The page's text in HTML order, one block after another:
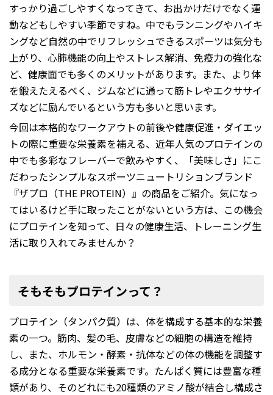
すっかり過ごしやすくなってきて、お出かけだけでなく運
動などもしやすい季節ですね。中でもランニングやハイキ
ングなど自然の中でリフレッシュできるスポーツは気分も
上がり、心肺機能の向上やストレス解消、免疫力の強化な
ど、健康面でも多くのメリットがあります。また、より体
を鍛えたえるべく、ジムなどに通って筋トレやエクササイ
ズなどに励んでいるという方も多いと思います。
今回は本格的なワークアウトの前後や健康促進・ダイエッ
トの際に重要な栄養素を補える、近年人気のプロテインの
中でも多彩なフレーバーで飲みやすく、「美味しさ」にこ
だわったシンプルなスポーツニュートリションブランド
『ザプロ（THE PROTEIN）』の商品をご紹介。気になっ
てはいるけど手に取ったことがないという方は、この機会
にプロテインを知って、日々の健康生活、トレーニング生
活に取り入れてみませんか？
そもそもプロテインって？
プロテイン（タンパク質）は、体を構成する基本的な栄養
素の一つ。筋肉、髪の毛、皮膚などの細胞の構造を維持
し、また、ホルモン・酵素・抗体などの体の機能を調整す
る成分となる重要な栄養素です。たんぱく質には豊富な種
類があり、そのどれにも20種類のアミノ酸が結合し構成さ